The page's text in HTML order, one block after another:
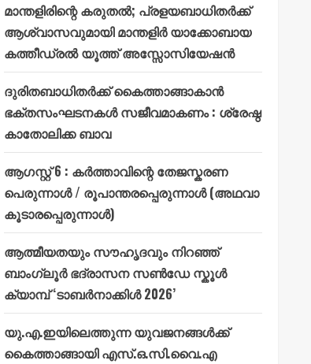
മാന്തളിരിന്റെ കരുതൽ; പ്രളയബാധിതർക്ക്
ആശ്വാസവുമായി മാന്തളിർ യാക്കോബായ
കത്തീഡ്രൽ യൂത്ത് അസ്സോസിയേഷൻ
ദുരിതബാധിതർക്ക് കൈത്താങ്ങാകാൻ
ഭക്തസംഘടനകൾ സജീവമാകണം : ശ്രേഷ്ഠ
കാതോലിക്ക ബാവ
ആഗസ്റ്റ് 6 : കർത്താവിന്റെ തേജസ്കരണ
പെരുന്നാൾ / രൂപാന്തരപ്പെരുന്നാൾ (അഥവാ
കൂടാരപ്പെരുന്നാൾ)
ആത്മീയതയും സൗഹൃദവും നിറഞ്ഞ്
ബാംഗ്ലൂർ ഭദ്രാസന സൺഡേ സ്കൂൾ
ക്യാമ്പ് ‘ടാബർനാക്കിൾ 2026’
യു.എ.ഇയിലെത്തുന്ന യുവജനങ്ങൾക്ക്
കൈത്താങ്ങായി എസ്.ഒ.സി.വൈ.എ